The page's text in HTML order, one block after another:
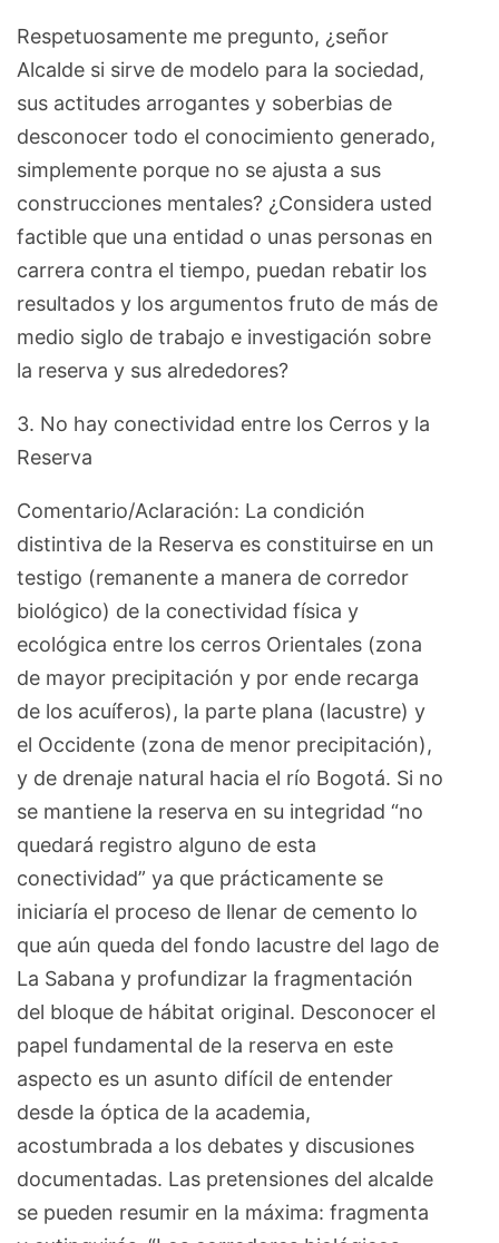
Respetuosamente me pregunto, ¿señor
Alcalde si sirve de modelo para la sociedad,
sus actitudes arrogantes y soberbias de
desconocer todo el conocimiento generado,
simplemente porque no se ajusta a sus
construcciones mentales? ¿Considera usted
factible que una entidad o unas personas en
carrera contra el tiempo, puedan rebatir los
resultados y los argumentos fruto de más de
medio siglo de trabajo e investigación sobre
la reserva y sus alrededores?
3. No hay conectividad entre los Cerros y la
Reserva
Comentario/Aclaración: La condición
distintiva de la Reserva es constituirse en un
testigo (remanente a manera de corredor
biológico) de la conectividad física y
ecológica entre los cerros Orientales (zona
de mayor precipitación y por ende recarga
de los acuíferos), la parte plana (lacustre) y
el Occidente (zona de menor precipitación),
y de drenaje natural hacia el río Bogotá. Si no
se mantiene la reserva en su integridad “no
quedará registro alguno de esta
conectividad” ya que prácticamente se
iniciaría el proceso de llenar de cemento lo
que aún queda del fondo lacustre del lago de
La Sabana y profundizar la fragmentación
del bloque de hábitat original. Desconocer el
papel fundamental de la reserva en este
aspecto es un asunto difícil de entender
desde la óptica de la academia,
acostumbrada a los debates y discusiones
documentadas. Las pretensiones del alcalde
se pueden resumir en la máxima: fragmenta